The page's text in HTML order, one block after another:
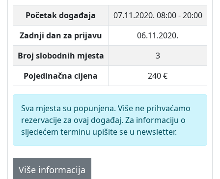
Početak događaja 07.11.2020. 08:00 - 20:00
Zadnji dan za prijavu
06.11.2020.
Broj slobodnih mjesta
3
Pojedinačna cijena
240 €
Sva mjesta su popunjena. Više ne prihvaćamo
rezervacije za ovaj događaj. Za informaciju o
sljedećem terminu upišite se u newsletter.
Više informacija